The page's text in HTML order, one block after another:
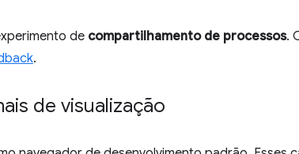
de compartilhamento de processos.
.
de visualização